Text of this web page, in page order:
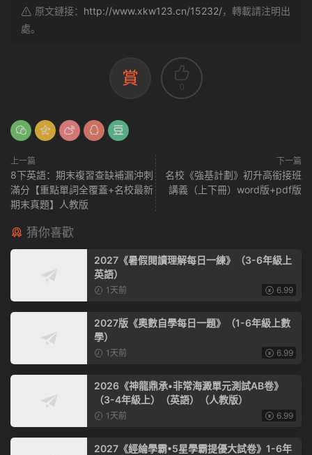
原文鏈接： http://www.xkw123.cn/15232/，轉載請注明出
處。
賞 0
上一篇
8下英語：期末複習查缺補漏沖刺
滿分【重點單詞全覆蓋+名校最新
期末真題】人教版
下一篇
名校《強基計劃》初升高銜接班
講義（上下冊）word版+pdf版
猜你喜歡
2027《暑假閱讀理解每日一練》（3-6年級上
英語）
1天前 6.99
2027版《奧數自學每日一題》（1-6年級上數
學）
1天前 6.99
2026《神龍鼎承•非常海澱單元測試AB卷》
（3-4年級上）（英語）（人教版）
1天前 6.99
2027《經綸學霸•5星學霸提優大試卷》1-6年